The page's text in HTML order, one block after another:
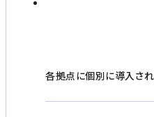
各拠点に個別に導入さ